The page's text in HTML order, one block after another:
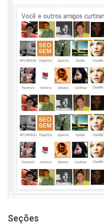
Seções